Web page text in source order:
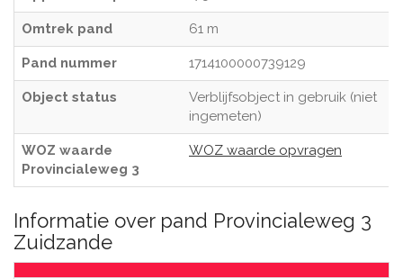
Omtrek pand 61 m
Pand nummer 1714100000739129
Object status
Verblijfsobject in gebruik (niet
ingemeten)
WOZ waarde
Provincialeweg 3
WOZ waarde opvragen
Informatie over pand Provincialeweg 3
Zuidzande